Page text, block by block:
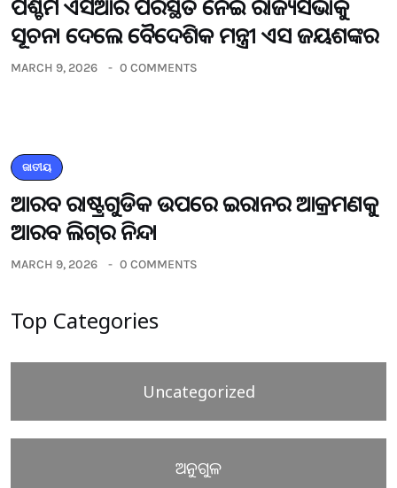
ପଶ୍ଚିମ ଏସିଆର ପରିସ୍ଥିତି ନେଇ ରାଜ୍ୟସଭାକୁ
ସୂଚନା ଦେଲେ ବୈଦେଶିକ ମନ୍ତ୍ରୀ ଏସ ଜୟଶଙ୍କର
MARCH 9, 2026 0 COMMENTS
ଜାତୀୟ
ଆରବ ରାଷ୍ଟ୍ରଗୁଡିକ ଉପରେ ଇରାନର ଆକ୍ରମଣକୁ
ଆରବ ଲିଗ୍‌ର ନିନ୍ଦା
MARCH 9, 2026 0 COMMENTS
Top Categories
Uncategorized
ଅନୁଗୁଳ